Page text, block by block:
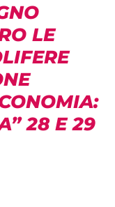
LE
28 E 29